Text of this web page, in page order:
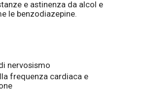
e astinenza da alcol e
le benzodiazepine.
nervosismo
frequenza cardiaca e